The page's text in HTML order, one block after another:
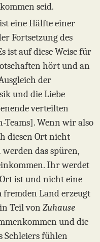
seid.
eine Hälfte einer
Fortsetzung des
ist auf diese Weise für
hört und an
der
und die Liebe
verteilten
Teams]. Wenn wir also
diesen Ort nicht
das spüren,
Ihr werdet
ist und nicht eine
fremden Land erzeugt
Teil vonZuhause
und die
Schleiers fühlen